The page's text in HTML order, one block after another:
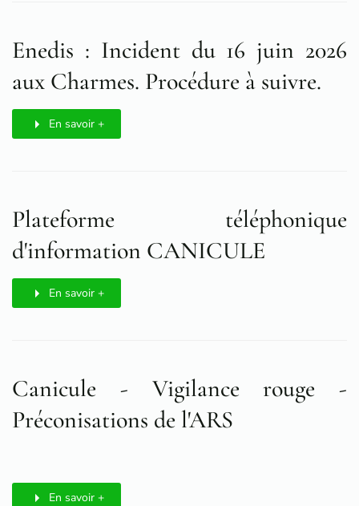
Enedis : Incident du 16 juin 2026
aux Charmes. Procédure à suivre.
En savoir +
Plateforme téléphonique
d'information CANICULE
En savoir +
Canicule - Vigilance rouge -
Préconisations de l'ARS
En savoir +